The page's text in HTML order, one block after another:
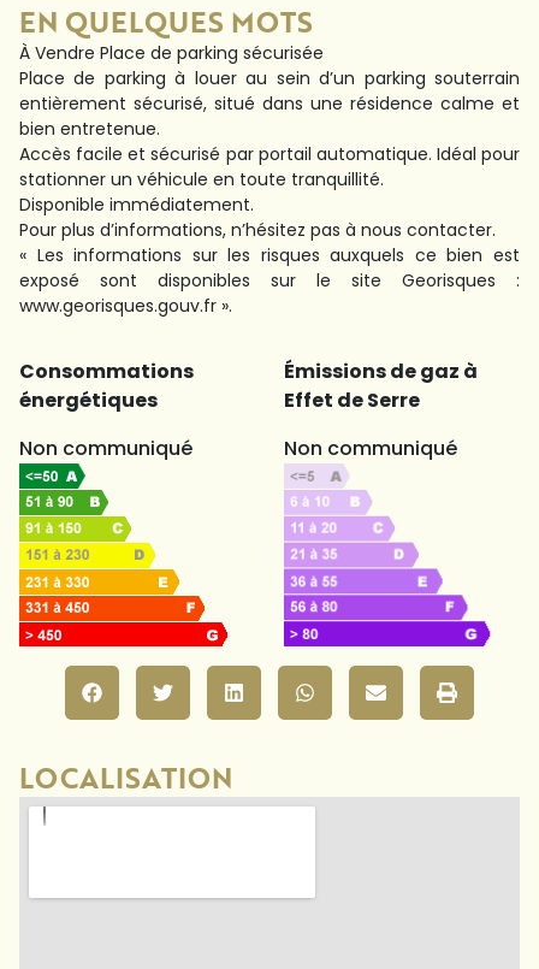
EN QUELQUES MOTS
À Vendre Place de parking sécurisée
Place de parking à louer au sein d’un parking souterrain
entièrement sécurisé, situé dans une résidence calme et
bien entretenue.
Accès facile et sécurisé par portail automatique. Idéal pour
stationner un véhicule en toute tranquillité.
Disponible immédiatement.
Pour plus d’informations, n’hésitez pas à nous contacter.
« Les informations sur les risques auxquels ce bien est
exposé sont disponibles sur le site Georisques :
www.georisques.gouv.fr ».
Consommations
énergétiques
Non communiqué
Émissions de gaz à
Effet de Serre
Non communiqué
LOCALISATION